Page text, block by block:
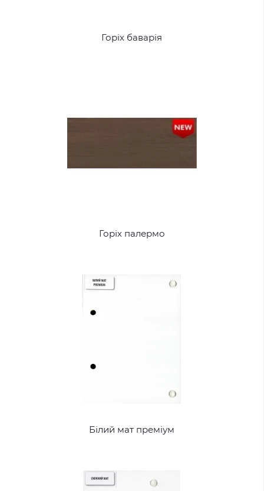
Горіх баварія
Горіх палермо
Білий мат преміум